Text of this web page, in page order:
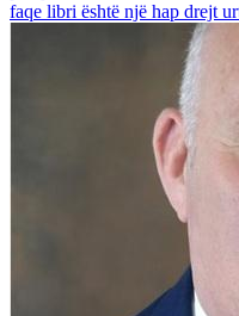
faqe libri është një hap drejt